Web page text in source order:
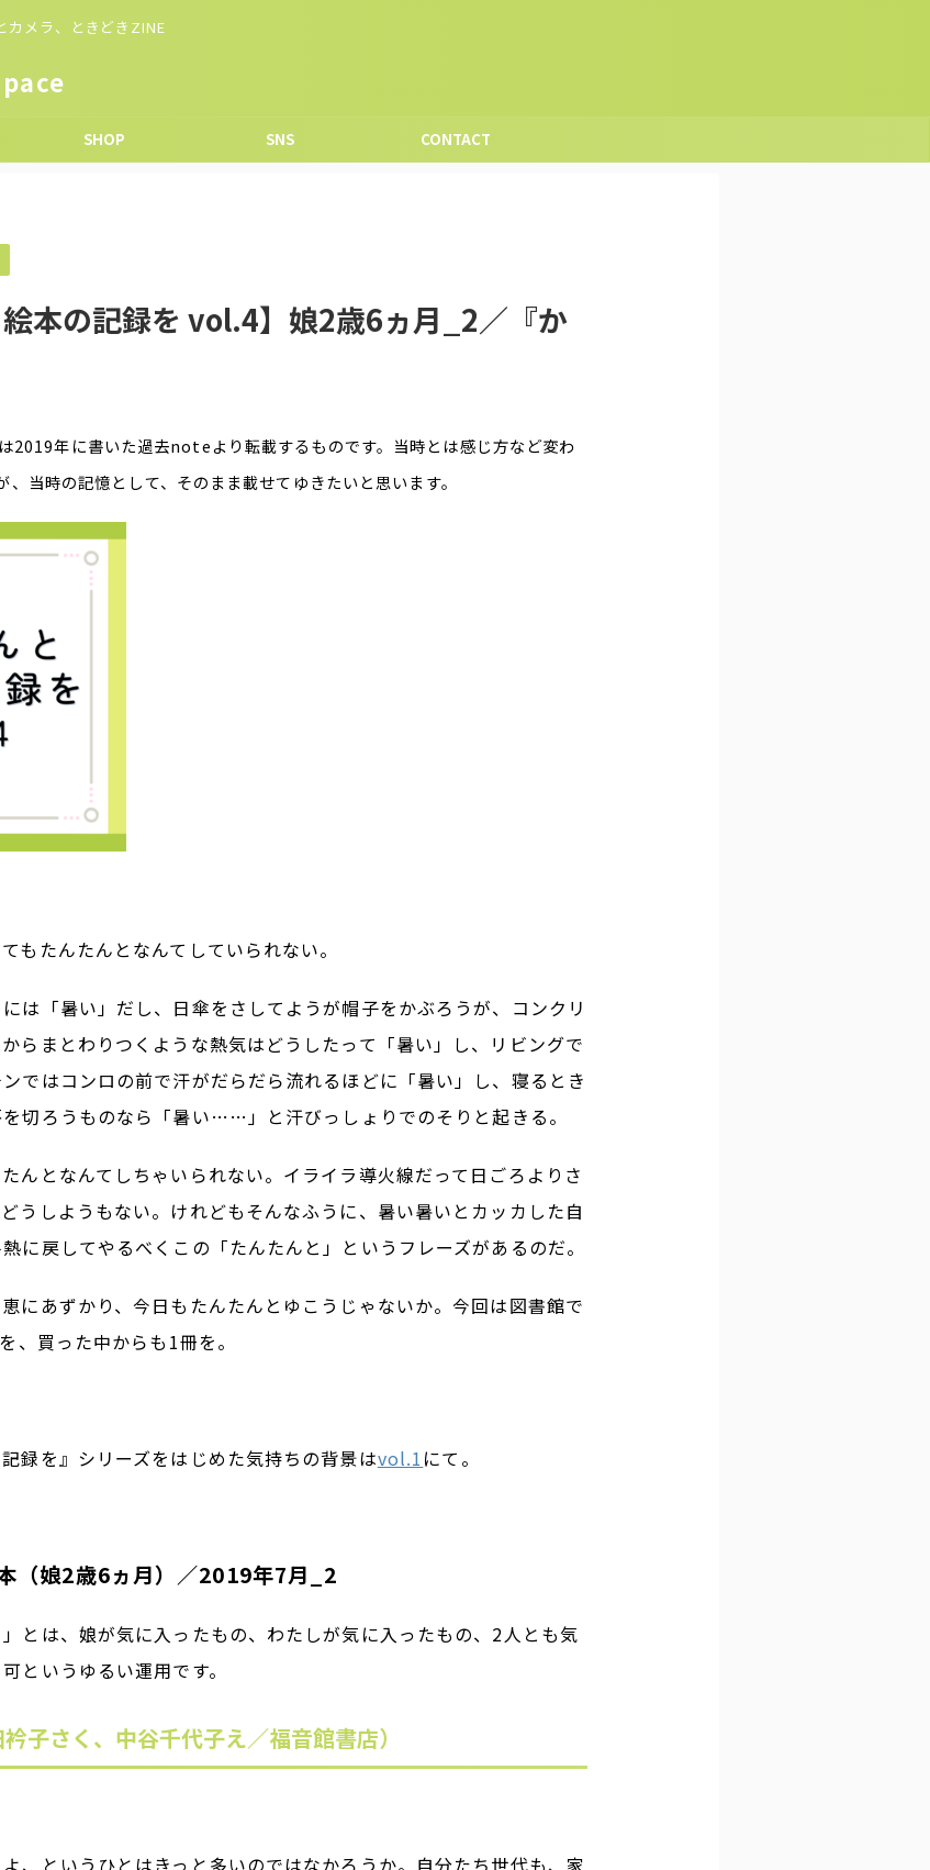
カメラ、ときどきZINE
SHOP SNS CONTACT
絵本の記録を vol.4】娘2歳6ヵ月_2／『か
年に書いた過去noteより転載するものです。当時とは感じ方など変わ
、当時の記憶として、そのまま載せてゆきたいと思います。
もたんたんとなんてしていられない。
は「暑い」だし、日傘をさしてようが帽子をかぶろうが、コンクリ
らまとわりつくような熱気はどうしたって「暑い」し、リビングで
ではコンロの前で汗がだらだら流れるほどに「暑い」し、寝るとき
切ろうものなら「暑い……」と汗びっしょりでのそりと起きる。
んとなんてしちゃいられない。イライラ導火線だって日ごろよりさ
うしようもない。けれどもそんなふうに、暑い暑いとカッカした自
に戻してやるべくこの「たんたんと」というフレーズがあるのだ。
にあずかり、今日もたんたんとゆこうじゃないか。今回は図書館で
、買った中からも1冊を。
録を』シリーズをはじめた気持ちの背景はvol.1 にて。
（娘2歳6ヵ月）／2019年7月_2
とは、娘が気に入ったもの、わたしが気に入ったもの、2人とも気
というゆるい運用です。
子さく、中谷千代子え／福音館書店）
、というひとはきっと多いのではなかろうか。自分たち世代も、家